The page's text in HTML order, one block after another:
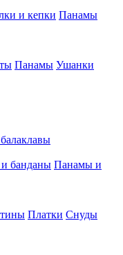
и кепки Панамы
Панамы Ушанки
банданы Панамы и
Платки Снуды